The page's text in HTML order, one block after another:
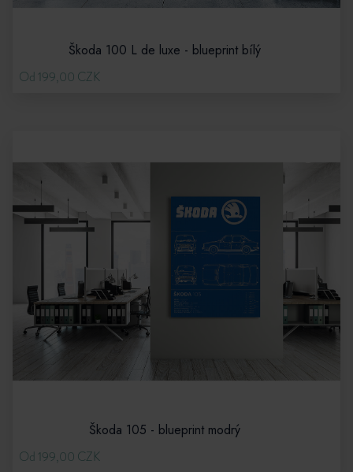
Škoda 100 L de luxe - blueprint bílý
Od 199,00 CZK
Škoda 105 - blueprint modrý
Od 199,00 CZK